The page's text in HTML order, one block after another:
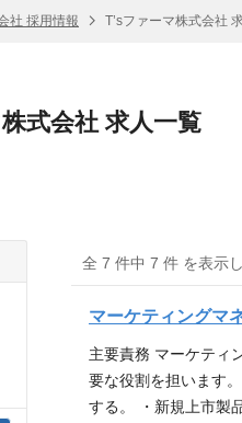
社 採用情報 T’sファーマ株式会社
式会社 求人一覧
全 7 件中 7 件 を表示
マーケティングマ
主要責務 マーケティ
要な役割を担います
する。 ・新規上市製